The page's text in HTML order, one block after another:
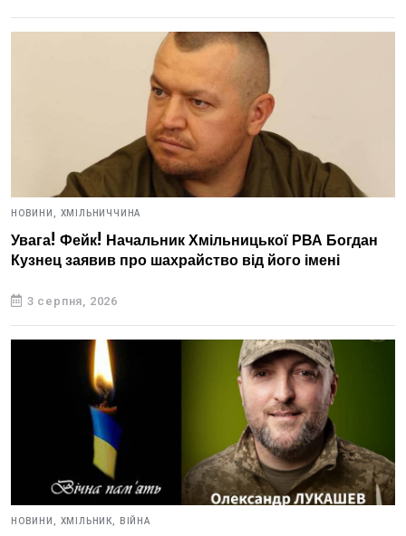
НОВИНИ, ХМІЛЬНИЧЧИНА
Увага! Фейк! Начальник Хмільницької РВА Богдан
Кузнец заявив про шахрайство від його імені
3 серпня, 2026
НОВИНИ, ХМІЛЬНИК, ВІЙНА